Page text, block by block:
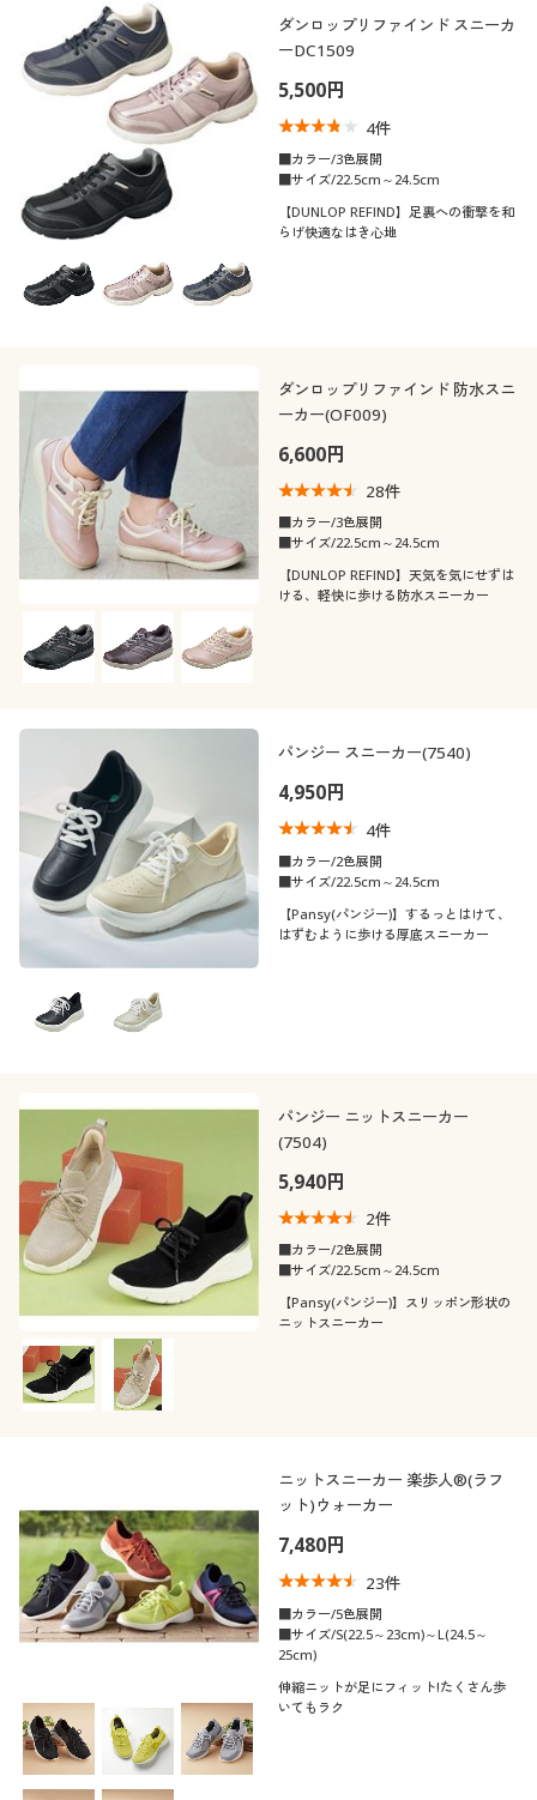
ダンロップリファインド スニーカ
ーDC1509
5,500円
4件
■カラー/3色展開
■サイズ/22.5cm～24.5cm
【DUNLOP REFIND】足裏への衝撃を和
らげ快適なはき心地
ダンロップリファインド 防水スニ
ーカー(OF009)
6,600円
28件
■カラー/3色展開
■サイズ/22.5cm～24.5cm
【DUNLOP REFIND】天気を気にせずは
ける、軽快に歩ける防水スニーカー
パンジー スニーカー(7540)
4,950円
4件
■カラー/2色展開
■サイズ/22.5cm～24.5cm
【Pansy(パンジー)】するっとはけて、
はずむように歩ける厚底スニーカー
パンジー ニットスニーカー
(7504)
5,940円
2件
■カラー/2色展開
■サイズ/22.5cm～24.5cm
【Pansy(パンジー)】スリッポン形状の
ニットスニーカー
ニットスニーカー 楽歩人®(ラフ
ット)ウォーカー
7,480円
23件
■カラー/5色展開
■サイズ/S(22.5～23cm)～L(24.5～
25cm)
伸縮ニットが足にフィット!たくさん歩
いてもラク